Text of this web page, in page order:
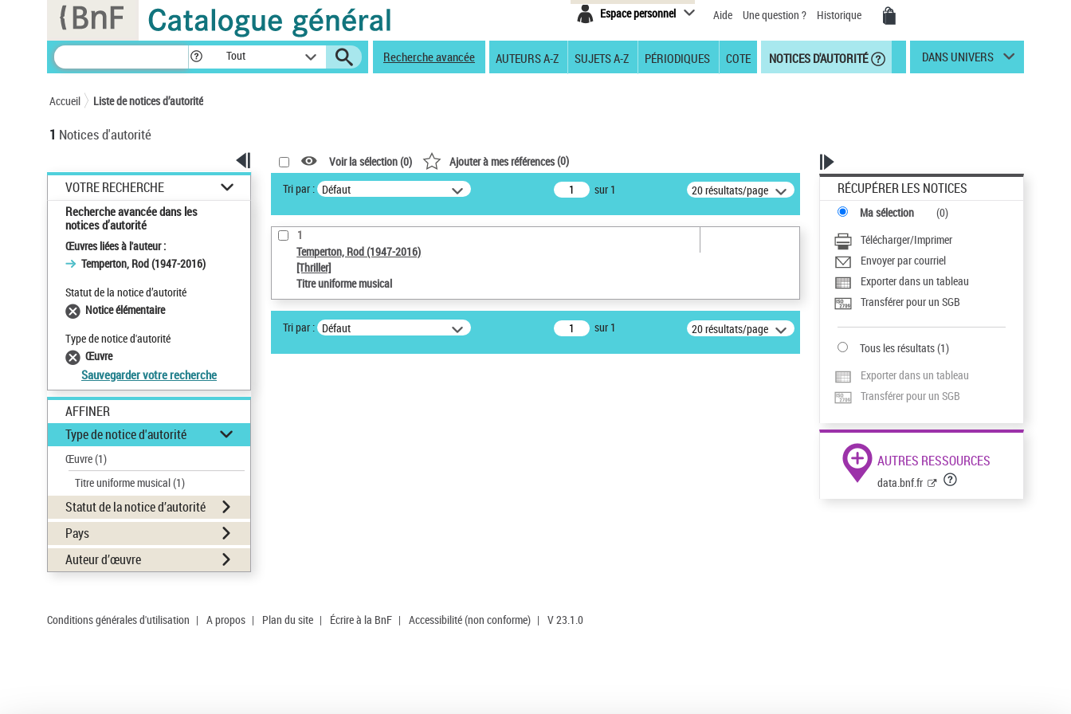
Espace personnel Aide Une question ? Historique
Tout Recherche avancée AUTEURS A-Z SUJETS A-Z PÉRIODIQUES COTE NOTICES D'AUTORITÉ DANS UNIVERS
Accueil Liste de notices d’autorité
1 Notices d'autorité
VOTRE RECHERCHE
Recherche avancée dans les
notices d’autorité
Œuvres liées à l'auteur :
Temperton, Rod (1947-2016)
Statut de la notice d’autorité
Notice élémentaire
Type de notice d'autorité
Œuvre
Sauvegarder votre recherche
AFFINER
Type de notice d'autorité
Œuvre(1)
Titre uniforme musical(1)
Statut de la notice d’autorité
Pays
Auteur d’œuvre
Voir la sélection (0) Ajouter à mes références(0)
Tri par : Défaut sur 1 20 résultats/page
1
Temperton, Rod (1947-2016)
[Thriller]
Titre uniforme musical
Tri par : Défaut sur 1 20 résultats/page
RÉCUPÉRER LES NOTICES
Ma sélection (0)
Télécharger/Imprimer
Envoyer par courriel
Exporter dans un tableau
Transférer pour un SGB
Tous les résultats(1)
Exporter dans un tableau
Transférer pour un SGB
AUTRES RESSOURCES
data.bnf.fr
Conditions générales d'utilisation | A propos | Plan du site | Écrire à la BnF | Accessibilité (non conforme) | V 23.1.0
Panneau de gestion des cookies